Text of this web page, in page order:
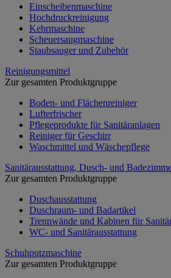
Einscheibenmaschine
Hochdruckreinigung
Kehrmaschine
Scheuersaugmaschine
Staubsauger und Zubehör
Reinigungsmittel
Zur gesamten Produktgruppe
Boden- und Flächenreiniger
Lufterfrischer
Pflegeprodukte für Sanitäranlagen
Reiniger für Geschirr
Waschmittel und Wäschepflege
Sanitärausstattung, Dusch- und
Zur gesamten Produktgruppe
Duschausstattung
Duschraum- und Badartikel
Trennwände und Kabinen für
WC- und Sanitärausstattung
Schuhputzmaschine
Zur gesamten Produktgruppe